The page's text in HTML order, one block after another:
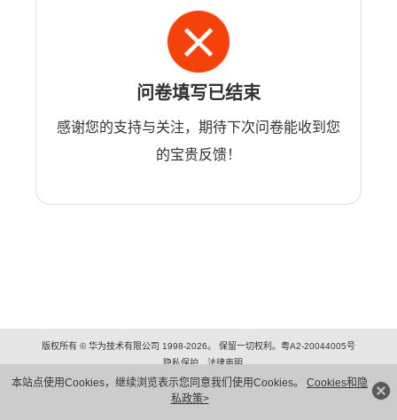
本站点使用Cookies，继续浏览表示您同意我们使用Cookies。 Cookies和隐
私政策>
问卷填写已结束
感谢您的支持与关注，期待下次问卷能收到您
的宝贵反馈！
版权所有 © 华为技术有限公司 1998-2026。 保留一切权利。粤A2-20044005号
隐私保护
法律声明